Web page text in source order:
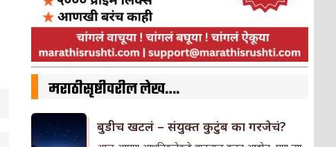
मराठीसृष्टीवरील लेख….
बुडीच खटलं – संयुक्त कुटुंब का गरजेचं?